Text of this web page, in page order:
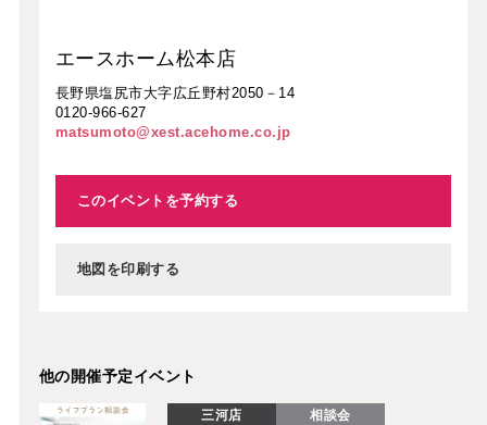
エースホーム松本店
長野県塩尻市大字広丘野村2050－14
0120-966-627
matsumoto@xest.acehome.co.jp
このイベントを予約する
地図を印刷する
他の開催予定イベント
三河店 相談会